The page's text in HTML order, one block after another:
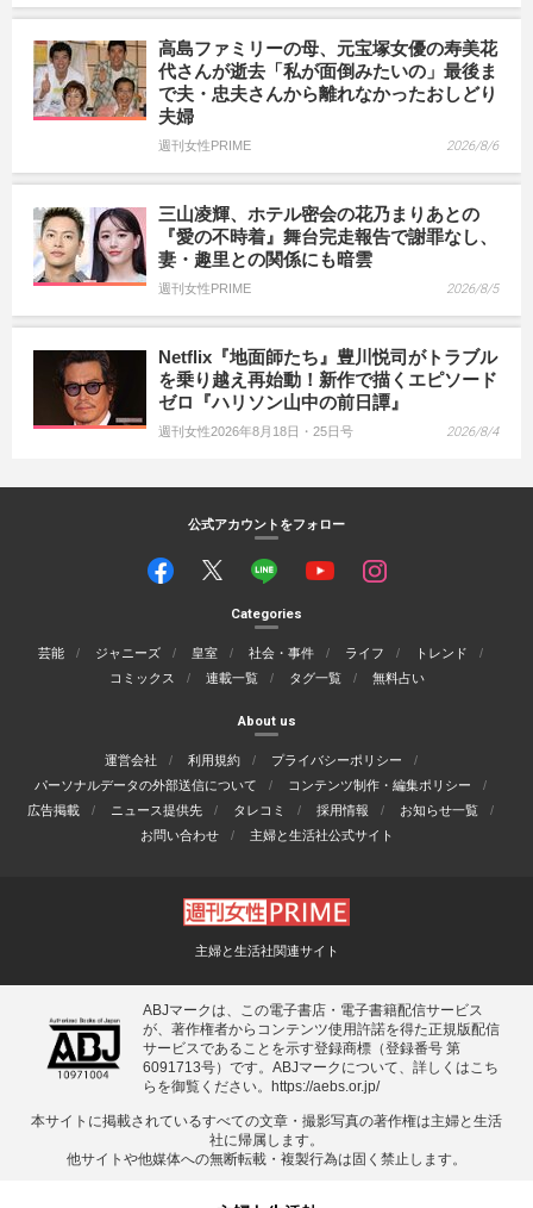
高島ファミリーの母、元宝塚女優の寿美花
代さんが逝去「私が面倒みたいの」最後ま
で夫・忠夫さんから離れなかったおしどり
夫婦
週刊女性PRIME 2026/8/6
三山凌輝、ホテル密会の花乃まりあとの
『愛の不時着』舞台完走報告で謝罪なし、
妻・趣里との関係にも暗雲
週刊女性PRIME 2026/8/5
Netflix『地面師たち』豊川悦司がトラブル
を乗り越え再始動！新作で描くエピソード
ゼロ『ハリソン山中の前日譚』
週刊女性2026年8月18日・25日号 2026/8/4
公式アカウントをフォロー
Categories
芸能 ジャニーズ 皇室 社会・事件 ライフ
トレンド
コミックス
連載一覧 タグ一覧 無料占い
About us
運営会社 利用規約
プライバシーポリシー
パーソナルデータの外部送信について
コンテンツ制作・編集ポリシー
広告掲載
ニュース提供先 タレコミ 採用情報
お知らせ一覧
お問い合わせ
主婦と生活社公式サイト
主婦と生活社関連サイト
ABJマークは、この電子書店・電子書籍配信サービス
が、著作権者からコンテンツ使用許諾を得た正規版配信
サービスであることを示す登録商標（登録番号 第
6091713号）です。ABJマークについて、詳しくはこち
らを御覧ください。
https://aebs.or.jp/
本サイトに掲載されているすべての⽂章・撮影写真の著作権は主婦と⽣活
社に帰属します。
他サイトや他媒体への無断転載・複製⾏為は固く禁⽌します。